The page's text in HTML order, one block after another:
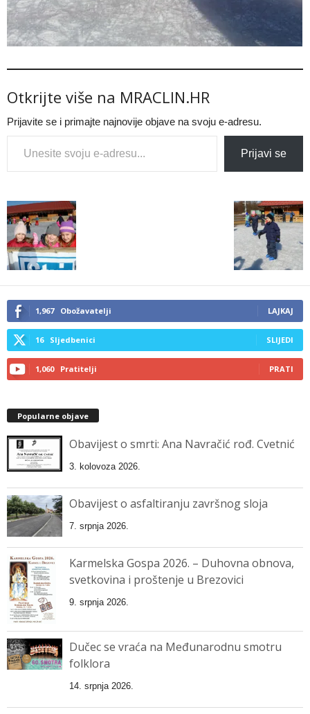
Otkrijte više na MRACLIN.HR
Prijavite se i primajte najnovije objave na svoju e-adresu.
Type your email…
Prijavi se
1,967 Obožavatelji LAJKAJ
16 Sljedbenici SLIJEDI
1,060 Pratitelji PRATI
Popularne objave
Obavijest o smrti: Ana Navračić rođ. Cvetnić
3. kolovoza 2026.
Obavijest o asfaltiranju završnog sloja
7. srpnja 2026.
Karmelska Gospa 2026. – Duhovna obnova,
svetkovina i proštenje u Brezovici
9. srpnja 2026.
Dučec se vraća na Međunarodnu smotru
folklora
14. srpnja 2026.